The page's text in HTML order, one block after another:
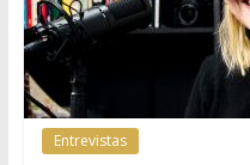
Entrevistas